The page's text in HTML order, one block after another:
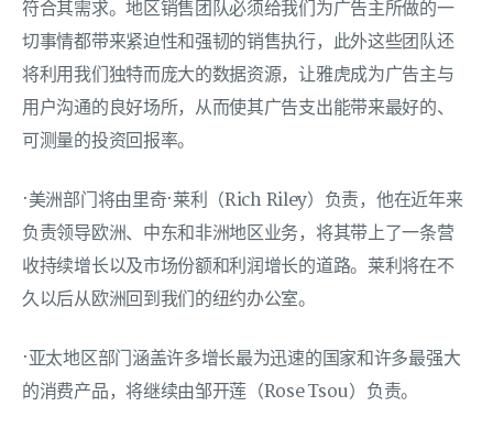
符合其需求。地区销售团队必须给我们为广告主所做的一
切事情都带来紧迫性和强韧的销售执行，此外这些团队还
将利用我们独特而庞大的数据资源，让雅虎成为广告主与
用户沟通的良好场所，从而使其广告支出能带来最好的、
可测量的投资回报率。
·美洲部门将由里奇·莱利（Rich Riley）负责，他在近年来
负责领导欧洲、中东和非洲地区业务，将其带上了一条营
收持续增长以及市场份额和利润增长的道路。莱利将在不
久以后从欧洲回到我们的纽约办公室。
·亚太地区部门涵盖许多增长最为迅速的国家和许多最强大
的消费产品，将继续由邹开莲（Rose Tsou）负责。